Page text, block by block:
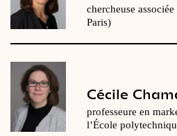
chercheuse
Paris)
Cécile
professeure en
l’École